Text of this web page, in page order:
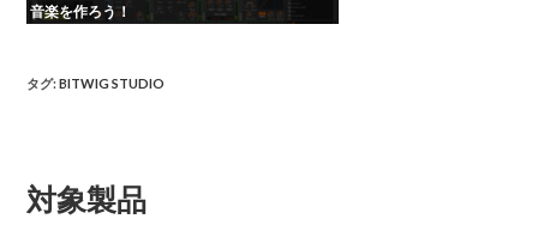
音楽を作ろう！
タグ:BITWIG STUDIO
対象製品